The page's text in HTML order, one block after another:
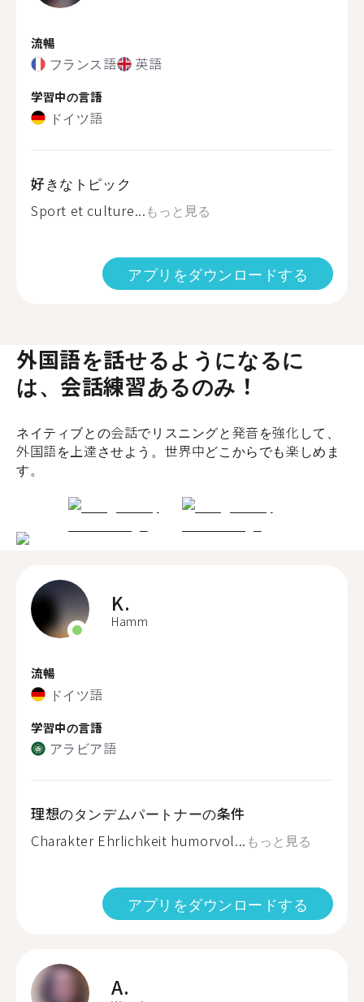
流暢
フランス語 英語
学習中の言語
ドイツ語
好きなトピック
Sport et culture...もっと見る
アプリをダウンロードする
外国語を話せるようになるに
は、会話練習あるのみ！
ネイティブとの会話でリスニングと発音を強化して、
外国語を上達させよう。世界中どこからでも楽しめま
す。
K.
Hamm
流暢
ドイツ語
学習中の言語
アラビア語
理想のタンデムパートナーの条件
Charakter Ehrlichkeit humorvol... もっと見る
アプリをダウンロードする
A.